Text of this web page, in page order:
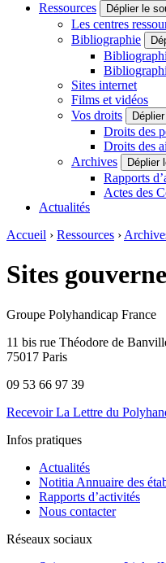
Ressources
Déplier le
Les centres
Bibliographie
Sites internet
Films et vidéos
Vos droits
Droits des
Droits des
Archives
Déplier
Rapports
Actes des
Actualités
Accueil › Ressources ›
Sites
Groupe Polyhandicap France
11 bis rue Théodore de
75017 Paris
09 53 66 97 39
Recevoir La Lettre du
Infos pratiques
Actualités
Notitia Annuaire des
Rapports d’activités
Nous contacter
Réseaux sociaux